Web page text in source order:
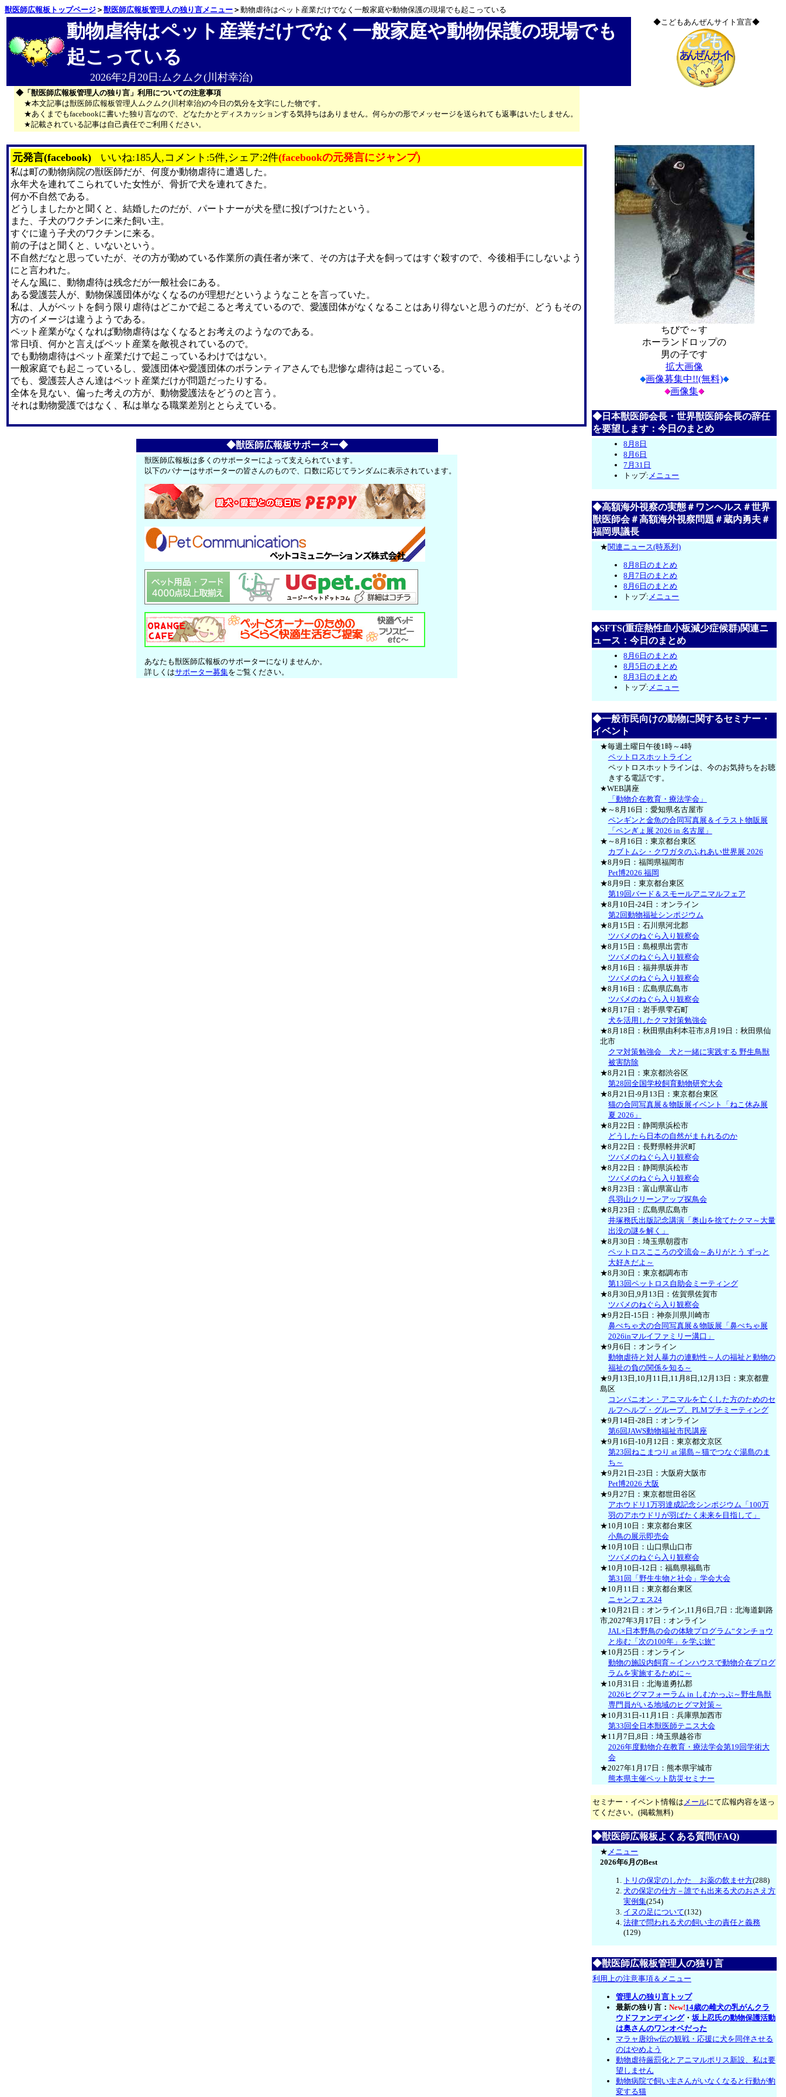
獣医師広報板トップページ ＞ 獣医師広報板管理人の独り言メニュー ＞ 動物虐待はペット産業だけでなく一般家庭や動物保護の現場でも起こっている
動物虐待はペット産業だけでなく一般家庭や動物保護の現場でも
起こっている
2026年2月20日:ムクムク(川村幸治)
◆「獣医師広報板管理人の独り言」利用についての注意事項
★本文記事は獣医師広報板管理人ムクムク(川村幸治)の今日の気分を文字にした物です。
★あくまでもfacebookに書いた独り言なので、どなたかとディスカッションする気持ちはありません。何らかの形でメッセージを送られても返事はいたしません。
★記載されている記事は自己責任でご利用ください。
◆こどもあんぜんサイト宣言◆
元発言(facebook) いいね:185人,コメント:5件,シェア:2件(facebookの元発言にジャンプ)
私は町の動物病院の獣医師だが、何度か動物虐待に遭遇した。
永年犬を連れてこられていた女性が、骨折で犬を連れてきた。
何か不自然である。
どうしましたかと聞くと、結婚したのだが、パートナーが犬を壁に投げつけたという。
また、子犬のワクチンに来た飼い主。
すぐに違う子犬のワクチンに来る。
前の子はと聞くと、いないという。
不自然だなと思っていたが、その方が勤めている作業所の責任者が来て、その方は子犬を飼ってはすぐ殺すので、今後相手にしないよう
にと言われた。
そんな風に、動物虐待は残念だが一般社会にある。
ある愛護芸人が、動物保護団体がなくなるのが理想だというようなことを言っていた。
私は、人がペットを飼う限り虐待はどこかで起こると考えているので、愛護団体がなくなることはあり得ないと思うのだが、どうもその
方のイメージは違うようである。
ペット産業がなくなれば動物虐待はなくなるとお考えのようなのである。
常日頃、何かと言えばペット産業を敵視されているので。
でも動物虐待はペット産業だけで起こっているわけではない。
一般家庭でも起こっているし、愛護団体や愛護団体のボランティアさんでも悲惨な虐待は起こっている。
でも、愛護芸人さん達はペット産業だけが問題だったりする。
全体を見ない、偏った考えの方が、動物愛護法をどうのと言う。
それは動物愛護ではなく、私は単なる職業差別ととらえている。
◆獣医師広報板サポーター◆
獣医師広報板は多くのサポーターによって支えられています。
以下のバナーはサポーターの皆さんのもので、口数に応じてランダムに表示されています。
あなたも獣医師広報板のサポーターになりませんか。
詳しくはサポーター募集をご覧ください。
ちびで～す
ホーランドロップの
男の子です
拡大画像
画像募集中!!(無料)
画像集
◆日本獣医師会長・世界獣医師会長の辞任
を要望します：今日のまとめ
8月8日
8月6日
7月31日
トップ: メニュー
◆高額海外視察の実態＃ワンヘルス＃世界
獣医師会＃高額海外視察問題＃蔵内勇夫＃
福岡県議長
★関連ニュース(時系列)
8月8日のまとめ
8月7日のまとめ
8月6日のまとめ
トップ: メニュー
◆SFTS(重症熱性血小板減少症候群)関連ニ
ュース：今日のまとめ
8月6日のまとめ
8月5日のまとめ
8月3日のまとめ
トップ: メニュー
◆一般市民向けの動物に関するセミナー・
イベント
★毎週土曜日午後1時～4時
ペットロスホットライン
ペットロスホットラインは、今のお気持ちをお聴
きする電話です。
★WEB講座
「動物介在教育・療法学会」
★～8月16日：愛知県名古屋市
ペンギンと金魚の合同写真展＆イラスト物販展
「ペンぎょ展 2026 in 名古屋」
★～8月16日：東京都台東区
カブトムシ・クワガタのふれあい世界展 2026
★8月9日：福岡県福岡市
Pet博2026 福岡
★8月9日：東京都台東区
第19回バード＆スモールアニマルフェア
★8月10日-24日：オンライン
第2回動物福祉シンポジウム
★8月15日：石川県河北郡
ツバメのねぐら入り観察会
★8月15日：島根県出雲市
ツバメのねぐら入り観察会
★8月16日：福井県坂井市
ツバメのねぐら入り観察会
★8月16日：広島県広島市
ツバメのねぐら入り観察会
★8月17日：岩手県雫石町
犬を活用したクマ対策勉強会
★8月18日：秋田県由利本荘市,8月19日：秋田県仙
北市
クマ対策勉強会 犬と一緒に実践する 野生鳥獣
被害防除
★8月21日：東京都渋谷区
第28回全国学校飼育動物研究大会
★8月21日-9月13日：東京都台東区
猫の合同写真展＆物販展イベント「ねこ休み展
夏 2026」
★8月22日：静岡県浜松市
どうしたら日本の自然がまもれるのか
★8月22日：長野県軽井沢町
ツバメのねぐら入り観察会
★8月22日：静岡県浜松市
ツバメのねぐら入り観察会
★8月23日：富山県富山市
呉羽山クリーンアップ探鳥会
★8月23日：広島県広島市
井塚務氏出版記念講演「奥山を捨てたクマ～大量
出没の謎を解く」
★8月30日：埼玉県朝霞市
ペットロスこころの交流会～ありがとう ずっと
大好きだよ～
★8月30日：東京都調布市
第13回ペットロス自助会ミーティング
★8月30日,9月13日：佐賀県佐賀市
ツバメのねぐら入り観察会
★9月2日-15日：神奈川県川崎市
鼻ぺちゃ犬の合同写真展＆物販展「鼻ぺちゃ展
2026inマルイファミリー溝口」
★9月6日：オンライン
動物虐待と対人暴力の連動性～人の福祉と動物の
福祉の負の関係を知る～
★9月13日,10月11日,11月8日,12月13日：東京都豊
島区
コンパニオン・アニマルを亡くした方のためのセ
ルフヘルプ・グループ、PLMプチミーティング
★9月14日-28日：オンライン
第6回JAWS動物福祉市民講座
★9月16日-10月12日：東京都文京区
第23回ねこまつり at 湯島～猫でつなぐ湯島のま
ち～
★9月21日-23日：大阪府大阪市
Pet博2026 大阪
★9月27日：東京都世田谷区
アホウドリ1万羽達成記念シンポジウム「100万
羽のアホウドリが羽ばたく未来を目指して」
★10月10日：東京都台東区
小鳥の展示即売会
★10月10日：山口県山口市
ツバメのねぐら入り観察会
★10月10日-12日：福島県福島市
第31回「野生生物と社会」学会大会
★10月11日：東京都台東区
ニャンフェス24
★10月21日：オンライン,11月6日,7日：北海道釧路
市,2027年3月17日：オンライン
JAL×日本野鳥の会の体験プログラム“タンチョウ
と歩む「次の100年」を学ぶ旅”
★10月25日：オンライン
動物の施設内飼育～インハウスで動物介在プログ
ラムを実施するために～
★10月31日：北海道勇払郡
2026ヒグマフォーラム in しむかっぷ～野生鳥獣
専門員がいる地域のヒグマ対策～
★10月31日-11月1日：兵庫県加西市
第33回全日本獣医師テニス大会
★11月7日,8日：埼玉県越谷市
2026年度動物介在教育・療法学会第19回学術大
会
★2027年1月17日：熊本県宇城市
熊本県主催ペット防災セミナー
セミナー・イベント情報は メールにて広報内容を送っ
てください。(掲載無料)
◆獣医師広報板よくある質問(FAQ)
★ メニュー
2026年6月のBest
トリの保定のしかた お薬の飲ませ方(288)
犬の保定の仕方－誰でも出来る犬のおさえ方
実例集(254)
イヌの足について(132)
法律で問われる犬の飼い主の責任と義務
(129)
◆獣医師広報板管理人の独り言
利用上の注意事項＆メニュー
管理人の独り言トップ
最新の独り言： New!14歳の雌犬の乳がんクラ
ウドファンディング・坂上忍氏の動物保護活動
は奥さんのワンオペだった
マラャ唐竕w伝の観戦・応援に犬を同伴させる
のはやめよう
動物虐待厳罰化とアニマルポリス新設、私は要
望しません
動物病院で飼い主さんがいなくなると行動が豹
変する猫